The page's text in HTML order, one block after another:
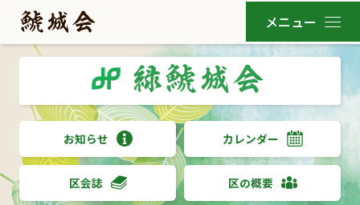
お知らせ カレンダー
区会誌 区の概要